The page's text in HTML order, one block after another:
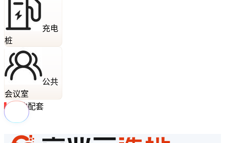
充电
桩
公共
会议室
周边配套